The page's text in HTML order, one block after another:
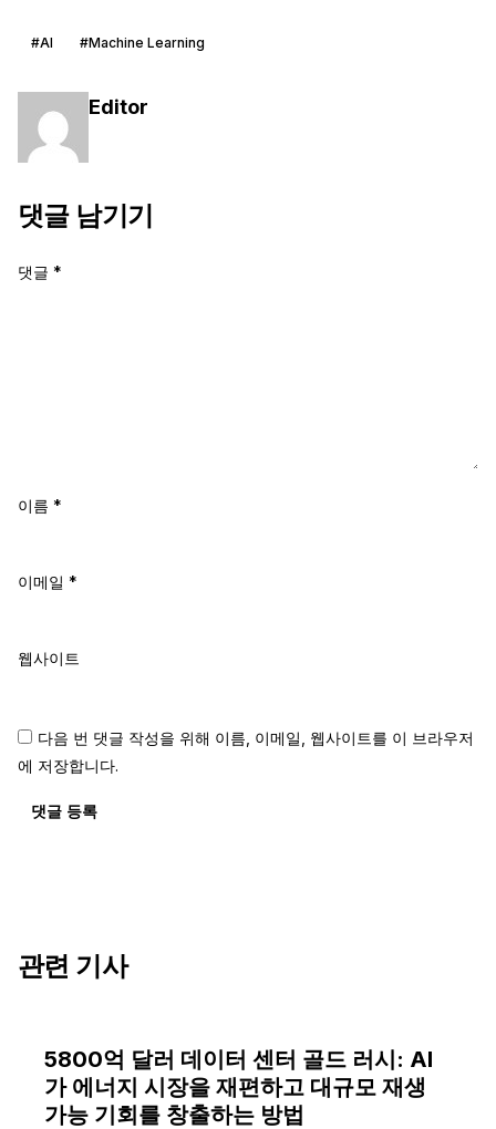
#AI #Machine Learning
Editor
댓글 남기기
댓글 *
이름 *
이메일 *
웹사이트
다음 번 댓글 작성을 위해 이름, 이메일, 웹사이트를 이 브라우저
에 저장합니다.
댓글 등록
관련 기사
5800억 달러 데이터 센터 골드 러시: AI
가 에너지 시장을 재편하고 대규모 재생
가능 기회를 창출하는 방법